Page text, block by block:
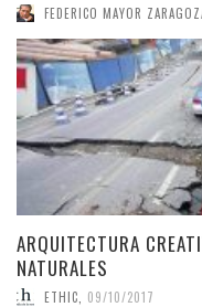
FEDERICO MAYOR
ARQUITECTURA
NATURALES
ETHIC 09/10/2017